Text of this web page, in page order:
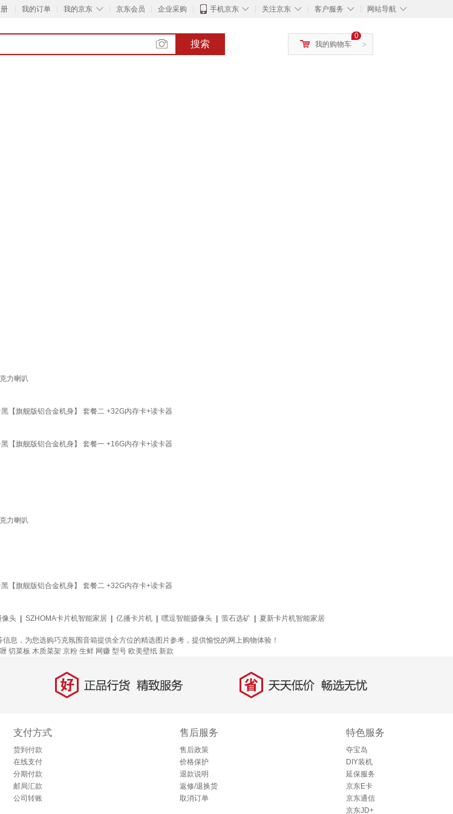
我的订单 ◇
我的京东 京东会员 企业采购 ◇
手机京东 ◇
关注京东 ◇
客户服务 ◇
网站导航
搜索 >
0
我的购物车
力喇叭
【旗舰版铝合金机身】 套餐二 +32G内存卡+读卡器
【旗舰版铝合金机身】 套餐一 +16G内存卡+读卡器
力喇叭
【旗舰版铝合金机身】 套餐二 +32G内存卡+读卡器
像头 SZHOMA卡片机智能家居 亿播卡片机 嘿逗智能摄像头 萤石选矿
夏新卡片机智能家居
息，为您选购巧克氛围音箱提供全方位的精选图片参考，提供愉悦的网上购物体验！
切菜板 木质菜架 京粉 生鲜 网赚 型号 欧美壁纸 新款
好 正品行货，精致服务 省 天天低价，畅选无忧
支付方式
货到付款
在线支付
分期付款
邮局汇款
公司转账
售后服务
售后政策
价格保护
退款说明
返修/退换货
取消订单
特色服务
夺宝岛
DIY装机
延保服务
京东E卡
京东通信
京东JD+